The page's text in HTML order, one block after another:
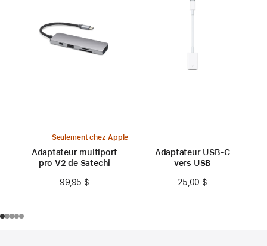
Seulement chez Apple
Adaptateur multiport
pro V2 de Satechi
99,95 $
Adaptateur USB-C
vers USB
25,00 $